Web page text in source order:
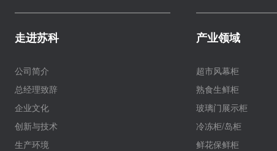
走进苏科
公司简介
总经理致辞
企业文化
创新与技术
生产环境
产业领域
超市风幕柜
熟食生鲜柜
玻璃门展示柜
冷冻柜/岛柜
鲜花保鲜柜